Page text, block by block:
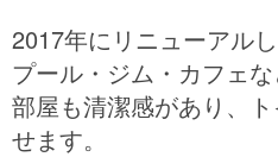
2017年にリニューアル
プール・ジム・カフェ
部屋も清潔感があり、
せます。